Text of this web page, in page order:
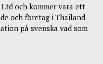
och kommer vara ett
och företag i Thailand
på svenska vad som